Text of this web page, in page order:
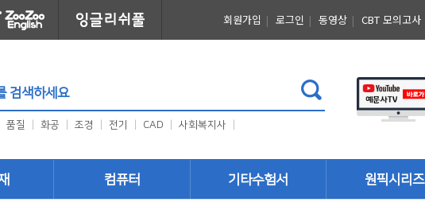
회원가입 | 로그인 | 동영상 | CBT 모의고사
품질 화공 조경 전기 CAD 사회복지사
컴퓨터 기타수험서 원픽시리즈